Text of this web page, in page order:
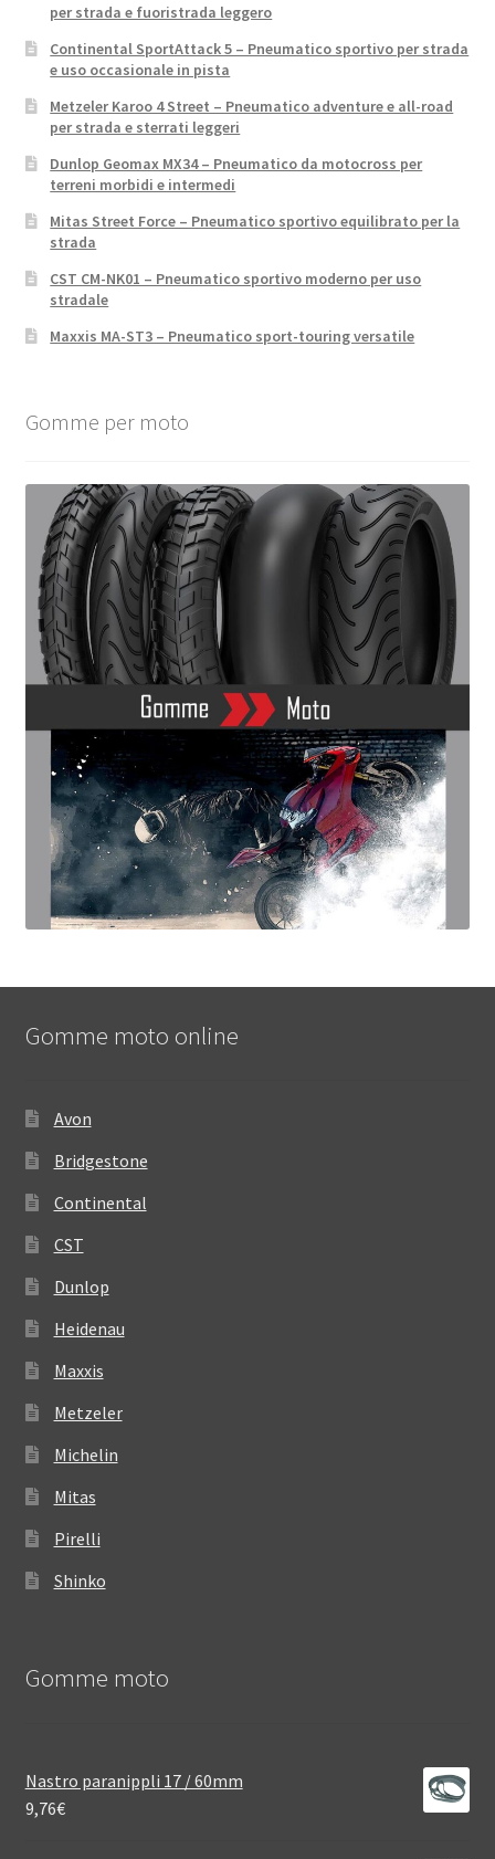
per strada e fuoristrada leggero
Continental SportAttack 5 – Pneumatico sportivo per strada
e uso occasionale in pista
Metzeler Karoo 4 Street – Pneumatico adventure e all-road
per strada e sterrati leggeri
Dunlop Geomax MX34 – Pneumatico da motocross per
terreni morbidi e intermedi
Mitas Street Force – Pneumatico sportivo equilibrato per la
strada
CST CM-NK01 – Pneumatico sportivo moderno per uso
stradale
Maxxis MA-ST3 – Pneumatico sport-touring versatile
Gomme per moto
Gomme moto online
Avon
Bridgestone
Continental
CST
Dunlop
Heidenau
Maxxis
Metzeler
Michelin
Mitas
Pirelli
Shinko
Gomme moto
Nastro paranippli 17 / 60mm
9,76€